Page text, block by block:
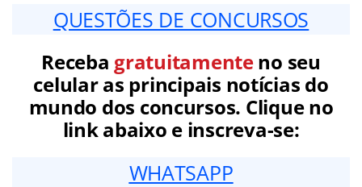
QUESTÕES DE CONCURSOS
Receba gratuitamenteno seu
celular as principais notícias do
mundo dos concursos. Clique no
link abaixo e inscreva-se:
WHATSAPP